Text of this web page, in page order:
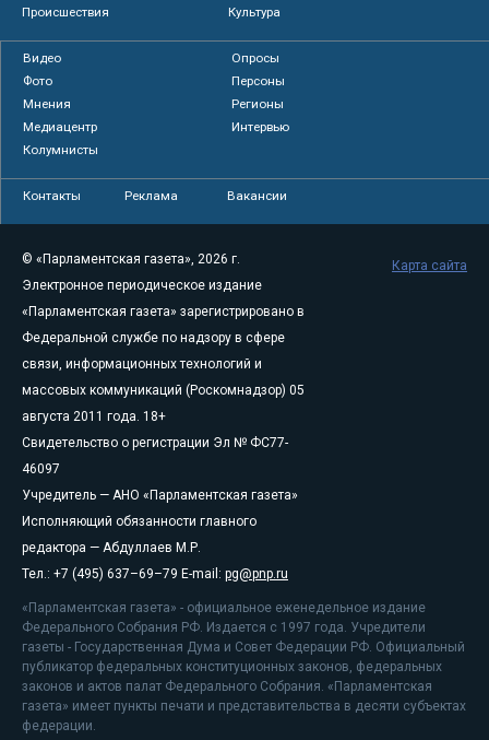
Происшествия
Культура
Видео
Опросы
Фото
Персоны
Мнения
Регионы
Медиацентр
Интервью
Колумнисты
Контакты Реклама Вакансии
© «Парламентская газета», 2026 г.
Электронное периодическое издание
«Парламентская газета» зарегистрировано в
Федеральной службе по надзору в сфере
связи, информационных технологий и
массовых коммуникаций (Роскомнадзор) 05
августа 2011 года. 18+
Свидетельство о регистрации Эл № ФС77-
46097
Учредитель — АНО «Парламентская газета»
Исполняющий обязанности главного
редактора — Абдуллаев М.Р.
Тел.: +7 (495) 637–69–79 E-mail: pg@pnp.ru
«Парламентская газета» - официальное еженедельное издание
Федерального Собрания РФ. Издается с 1997 года. Учредители
газеты - Государственная Дума и Совет Федерации РФ. Официальный
публикатор федеральных конституционных законов, федеральных
законов и актов палат Федерального Собрания. «Парламентская
газета» имеет пункты печати и представительства в десяти субъектах
федерации.
Карта сайта